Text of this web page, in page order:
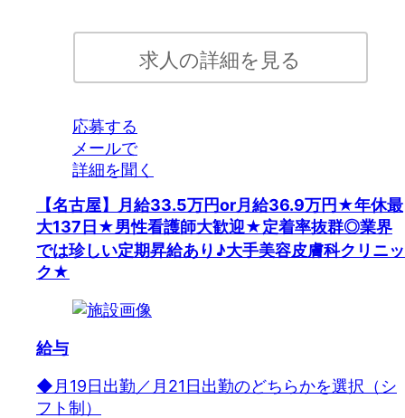
求人の詳細を見る
応募する
メールで
詳細を聞く
【名古屋】月給33.5万円or月給36.9万円★年休最
大137日★男性看護師大歓迎★定着率抜群◎業界
では珍しい定期昇給あり♪大手美容皮膚科クリニッ
ク★
給与
◆月19日出勤／月21日出勤のどちらかを選択（シ
フト制）